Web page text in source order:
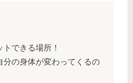
できる場所！
分の身体が変わってくるの